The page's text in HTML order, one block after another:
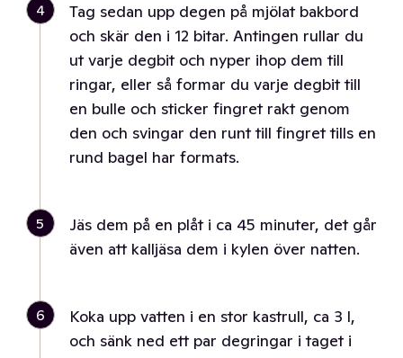
4
Tag sedan upp degen på mjölat bakbord
och skär den i 12 bitar. Antingen rullar du
ut varje degbit och nyper ihop dem till
ringar, eller så formar du varje degbit till
en bulle och sticker fingret rakt genom
den och svingar den runt till fingret tills en
rund bagel har formats.
5
Jäs dem på en plåt i ca 45 minuter, det går
även att kalljäsa dem i kylen över natten.
6
Koka upp vatten i en stor kastrull, ca 3 l,
och sänk ned ett par degringar i taget i